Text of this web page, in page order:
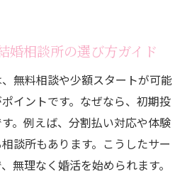
婚相談所の選び方ガイド
無料相談や少額スタートが可能
イントです。なぜなら、初期投
。例えば、分割払い対応や体験
談所もあります。こうしたサー
無理なく婚活を始められます。